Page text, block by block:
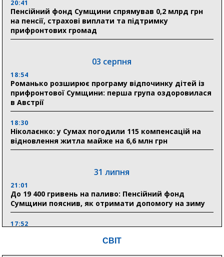
20:41
Пенсійний фонд Сумщини спрямував 0,2 млрд грн
на пенсії, страхові виплати та підтримку
прифронтових громад
03 серпня
18:54
Романько розширює програму відпочинку дітей із
прифронтової Сумщини: перша група оздоровилася
в Австрії
18:30
Ніколаєнко: у Сумах погодили 115 компенсацій на
відновлення житла майже на 6,6 млн грн
31 липня
21:01
До 19 400 гривень на паливо: Пенсійний фонд
Сумщини пояснив, як отримати допомогу на зиму
17:52
Пенсійному фонді Сумщини пояснили, що робити
СВІТ